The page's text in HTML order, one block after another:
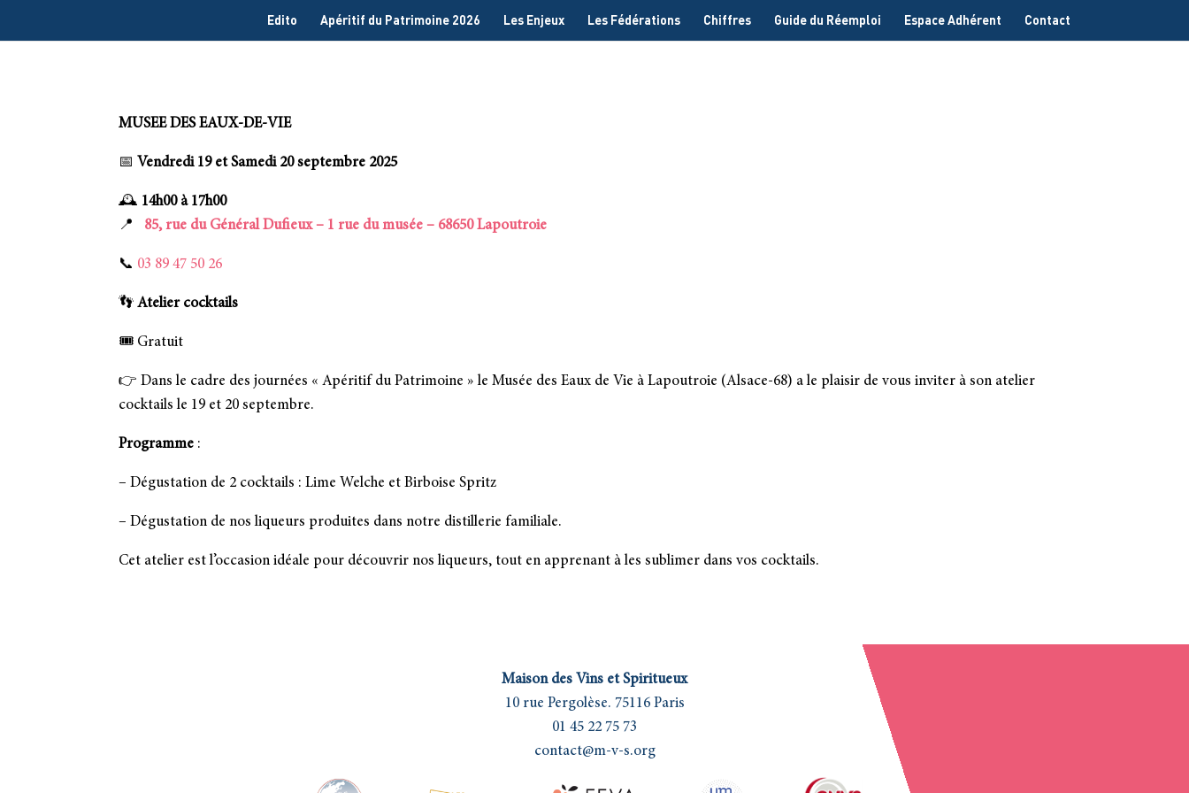
Edito Apéritif du Patrimoine 2026 Les Enjeux Les Fédérations Chiffres Guide du Réemploi Espace Adhérent Contact
MUSEE DES EAUX-DE-VIE
📅 Vendredi 19 et Samedi 20 septembre 2025
🕰️ 14h00 à 17h00
📍
85, rue du Général Dufieux – 1 rue du musée – 68650 Lapoutroie
📞 03 89 47 50 26
👣 Atelier cocktails
🎟️ Gratuit
👉 Dans le cadre des journées « Apéritif du Patrimoine » le Musée des Eaux de Vie à Lapoutroie (Alsace-68) a le plaisir de vous inviter à son atelier
cocktails le 19 et 20 septembre.
Programme :
– Dégustation de 2 cocktails : Lime Welche et Birboise Spritz
– Dégustation de nos liqueurs produites dans notre distillerie familiale.
Cet atelier est l’occasion idéale pour découvrir nos liqueurs, tout en apprenant à les sublimer dans vos cocktails.
Maison des Vins et Spiritueux
10 rue Pergolèse. 75116 Paris
01 45 22 75 73
contact@m-v-s.org